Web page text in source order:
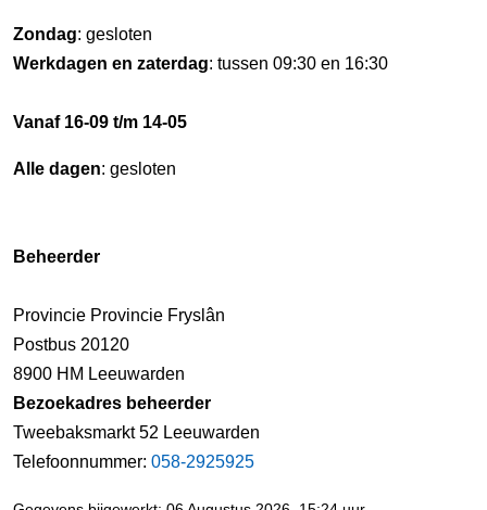
Zondag: gesloten
Werkdagen en zaterdag: tussen 09:30 en 16:30
Vanaf 16-09 t/m 14-05
Alle dagen: gesloten
Beheerder
Provincie Provincie Fryslân
Postbus 20120
8900 HM Leeuwarden
Bezoekadres beheerder
Tweebaksmarkt 52 Leeuwarden
Telefoonnummer: 058-2925925